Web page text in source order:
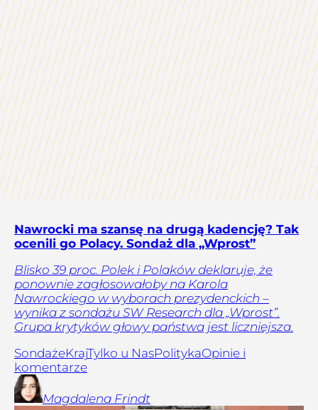
Nawrocki ma szansę na drugą kadencję? Tak
ocenili go Polacy. Sondaż dla „Wprost”
Blisko 39 proc. Polek i Polaków deklaruje, że
ponownie zagłosowałoby na Karola
Nawrockiego w wyborach prezydenckich –
wynika z sondażu SW Research dla „Wprost”.
Grupa krytyków głowy państwa jest liczniejsza.
SondażeKrajTylko u NasPolitykaOpinie i
komentarze
Magdalena Frindt